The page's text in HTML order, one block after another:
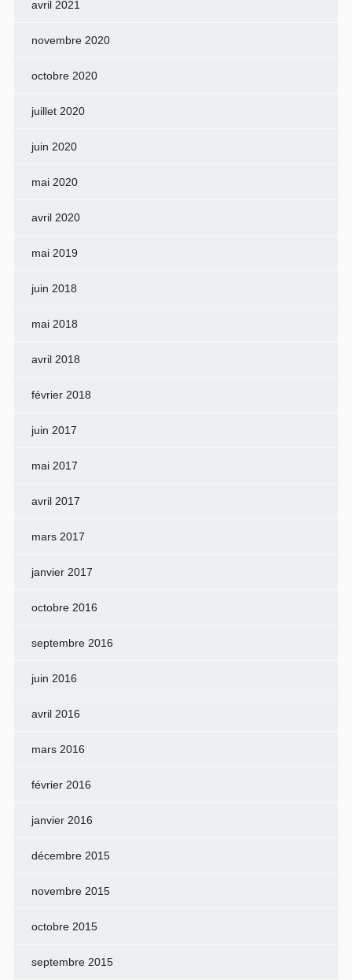
avril 2021
novembre 2020
octobre 2020
juillet 2020
juin 2020
mai 2020
avril 2020
mai 2019
juin 2018
mai 2018
avril 2018
février 2018
juin 2017
mai 2017
avril 2017
mars 2017
janvier 2017
octobre 2016
septembre 2016
juin 2016
avril 2016
mars 2016
février 2016
janvier 2016
décembre 2015
novembre 2015
octobre 2015
septembre 2015